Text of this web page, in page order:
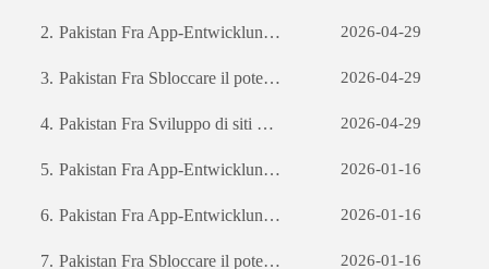
2. Pakistan Fra App-Entwicklung: Die Reise zur Erstellung einer erfolgreichen mobilen Anwendung 2026-04-29
3. Pakistan Fra Sbloccare il potenziale aziendale: il potere dello sviluppo di software personalizzato 2026-04-29
4. Pakistan Fra Sviluppo di siti web per il commercio estero: una guida completa 2026-04-29
5. Pakistan Fra App-Entwicklung: Die Reise zur Erstellung einer erfolgreichen mobilen Anwendung 2026-01-16
6. Pakistan Fra App-Entwicklung: Die Reise zur Erstellung einer erfolgreichen mobilen Anwendung 2026-01-16
7. Pakistan Fra Sbloccare il potenziale aziendale: il potere dello sviluppo di software personalizzato 2026-01-16